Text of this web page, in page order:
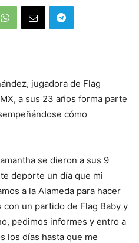
jugadora de Flag
a sus 23 años forma parte
cómo
se dieron a sus 9
deporte un día que mi
a la Alameda para hacer
un partido de Flag Baby y
pedimos informes y entro a
los días hasta que me